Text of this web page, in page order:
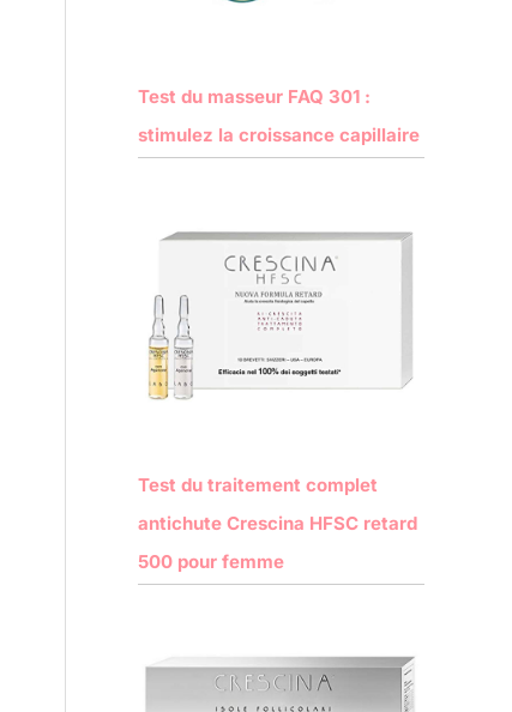
Test du masseur FAQ 301 :
stimulez la croissance capillaire
Test du traitement complet
antichute Crescina HFSC retard
500 pour femme